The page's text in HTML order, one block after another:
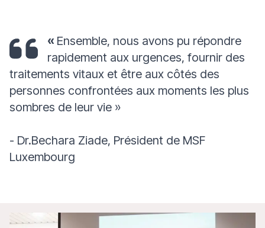
« Ensemble, nous avons pu répondre
rapidement aux urgences, fournir des
traitements vitaux et être aux côtés des
personnes confrontées aux moments les plus
sombres de leur vie »
- Dr.Bechara Ziade, Président de MSF
Luxembourg